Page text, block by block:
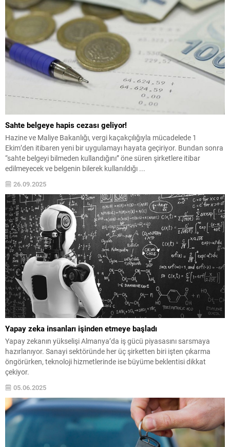
Sahte belgeye hapis cezası geliyor!
Hazine ve Maliye Bakanlığı, vergi kaçakçılığıyla mücadelede 1
Ekim’den itibaren yeni bir uygulamayı hayata geçiriyor. Bundan sonra
“sahte belgeyi bilmeden kullandığını” öne süren şirketlere itibar
edilmeyecek ve belgenin bilerek kullanıldığı ...
26.09.2025
Yapay zeka insanları işinden etmeye başladı
Yapay zekanın yükselişi Almanya’da iş gücü piyasasını sarsmaya
hazırlanıyor. Sanayi sektöründe her üç şirketten biri işten çıkarma
öngörürken, teknoloji hizmetlerinde ise büyüme beklentisi dikkat
çekiyor.
05.06.2025